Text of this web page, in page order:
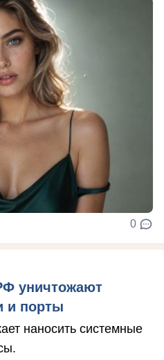
0
уничтожают
и порты
наносить системные